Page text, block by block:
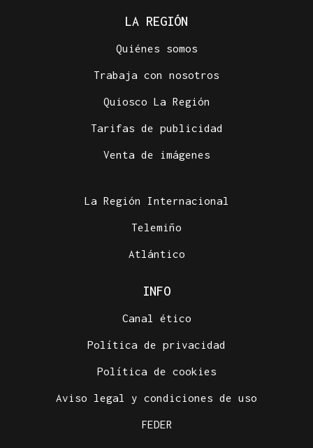
LA REGIÓN
Quiénes somos
Trabaja con nosotros
Quiosco La Región
Tarifas de publicidad
Venta de imágenes
La Región Internacional
Telemiño
Atlántico
INFO
Canal ético
Política de privacidad
Política de cookies
Aviso legal y condiciones de uso
FEDER